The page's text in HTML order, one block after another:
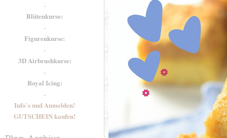
-
Blütenkurse:
-
Figurenkurse:
-
3D Airbrushkurse:
-
Royal Icing:
-
Info`s und Anmelden!
GUTSCHEIN kaufen!